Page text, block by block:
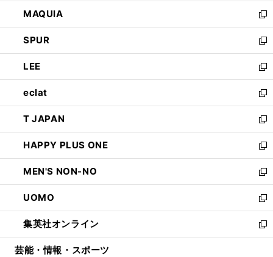
ド
ウ
で
開
く
ウ
ィ
ン
ド
ウ
で
開
く
し
い
ウ
ィ
ン
ド
ウ
で
開
く
MAQUIA
新
し
い
ウ
ィ
ン
ド
ウ
で
開
く
SPUR
新
し
い
ウ
ィ
ン
ド
ウ
で
開
く
LEE
新
し
い
ウ
ィ
ン
ド
ウ
で
開
く
eclat
新
し
い
ウ
ィ
ン
ド
ウ
で
開
く
T JAPAN
新
し
い
ウ
ィ
ン
ド
ウ
で
開
HAPPY PLUS ONE
新
し
い
ウ
ィ
ン
ド
ウ
MEN'S NON-NO
新
し
い
ウ
ィ
ン
UOMO
新
し
い
ウ
集英社オンライン
新
し
芸能・情報・スポーツ